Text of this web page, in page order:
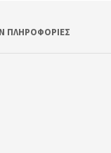
ΠΛΗΡΟΦΟΡΊΕΣ